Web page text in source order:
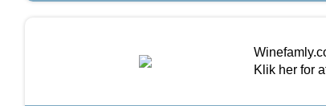
Klik her for